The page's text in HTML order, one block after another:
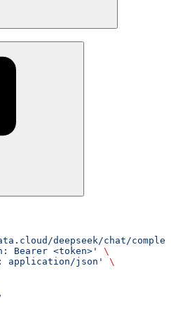
deepseek/chat/
Bearer <token>'
\
application/json'
\